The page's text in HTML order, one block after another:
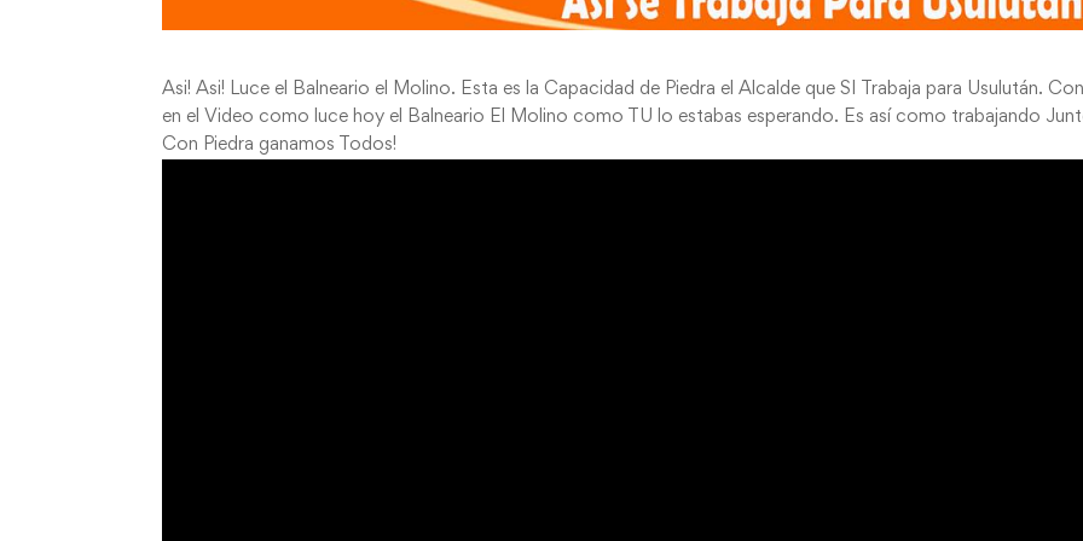
Asi! Asi! Luce el Balneario el Molino. Esta es la Capacidad de Piedra el Alcalde que SI Trabaja para Usulután.
en el Video como luce hoy el Balneario El Molino como TU lo estabas esperando. Es así como trabajando
Con Piedra ganamos Todos!